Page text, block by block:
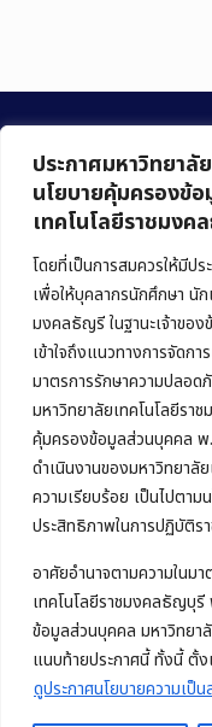
ประกาศมหาวิทยาลั
นโยบายคุ้มครองข้
เทคโนโลยีราชมง
โดยที่เป็นการสมควรให้มีป
เพื่อให้บุคลากรนักศึกษา นัก
มงคลธัญรี ในฐานะเจ้าขอ
เข้าใจถึงแนวทางการจัดก
มาตรการรักษาความปลอด
มหาวิทยาลัยเทคโนโลยีร
คุ้มครองข้อมูลส่วนบุคคล พ.
ดำเนินงานของมหาวิทยาลั
ความเรียบร้อย เป็นไปตา
ประสิทธิภาพในการปฏิบัติ
อาศัยอำนาจตามความใน
เทคโนโลยีราชมงคลธัญบุ
ข้อมูลส่วนบุคคล มหาวิทยา
แนบท้ายประกาศนี้ ทั้งนี้ ตั้
ดูประกาศนโยบายความเป็
คณะบริหารธุรกิจ
มหาวิทยาลัยเทคโนโลยี
39 หมู่ 1 ถนนรังสิต-นครน
อำเภอคลองหลวง จังหวัด
Phone:+66 (0) 2549
E-mail:bus@rmutt.ac.th
Copyright © 2022 คณะบ